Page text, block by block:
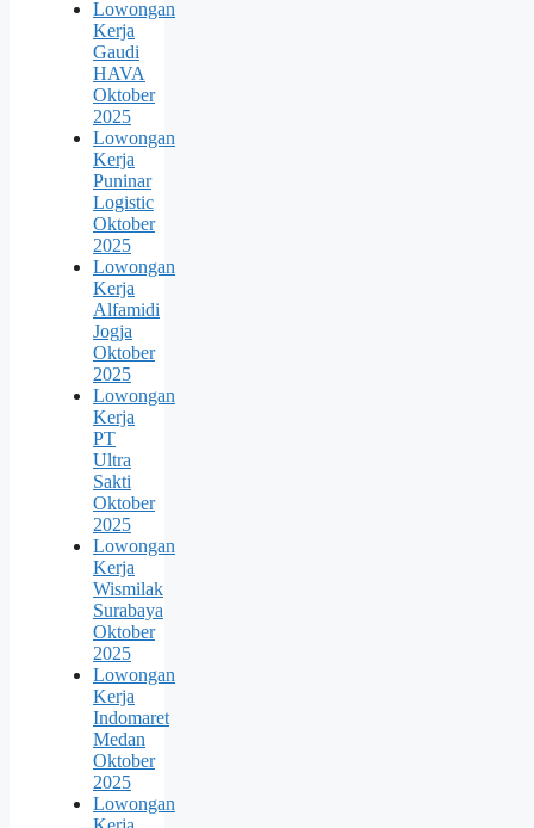
Lowongan
Kerja
Gaudi
HAVA
Oktober
2025
Lowongan
Kerja
Puninar
Logistic
Oktober
2025
Lowongan
Kerja
Alfamidi
Jogja
Oktober
2025
Lowongan
Kerja
PT
Ultra
Sakti
Oktober
2025
Lowongan
Kerja
Wismilak
Surabaya
Oktober
2025
Lowongan
Kerja
Indomaret
Medan
Oktober
2025
Lowongan